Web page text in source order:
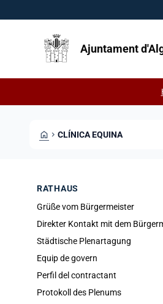
Ajuntament
HOME CHEVRON_RIGHT CLÍNICA EQUINA
RATHAUS
Grüße vom Bürgermeister
Direkter Kontakt mit dem
Städtische Plenartagung
Equip de govern
Perfil del contractant
Protokoll des Plenums